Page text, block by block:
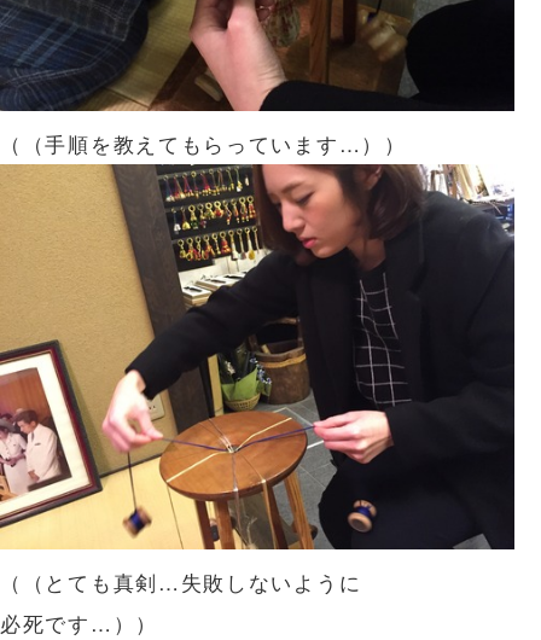
（（手順を教えてもらっています…））
（（とても真剣…失敗しないように
必死です…））